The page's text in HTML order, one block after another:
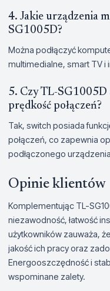
4. Jakie urządzenia
SG1005D?
Można podłączyć
multimedialne, smart TV
5. Czy TL-SG1005D
prędkość połączeń?
Tak, switch posiada
połączeń, co zapewnia
podłączonego
Opinie klientów
Komplementując TL-
niezawodność, łatwość
użytkowników zauważa,
jakość ich pracy oraz
Energooszczędność i
wspominane zalety.